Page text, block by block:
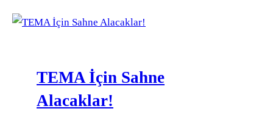
TEMA İçin Sahne
Alacaklar!